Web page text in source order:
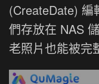
(CreateDate) 編
們存放在 NAS
老照片也能被完